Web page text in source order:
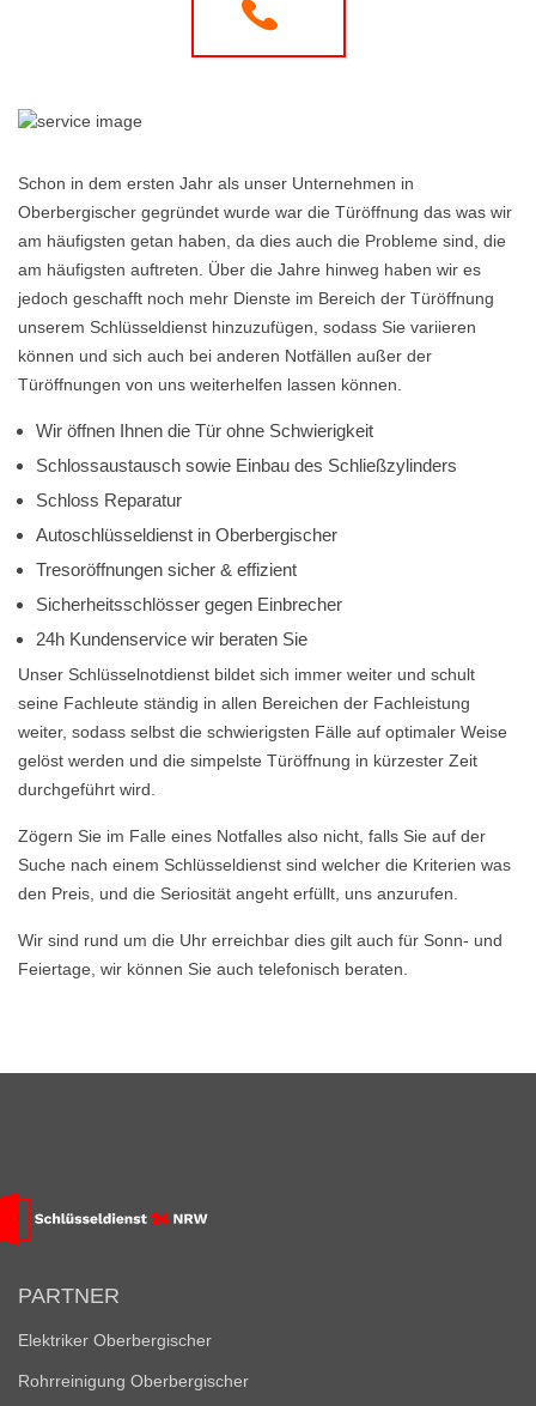
Schon in dem ersten Jahr als unser Unternehmen in
Oberbergischer gegründet wurde war die Türöffnung das was wir
am häufigsten getan haben, da dies auch die Probleme sind, die
am häufigsten auftreten. Über die Jahre hinweg haben wir es
jedoch geschafft noch mehr Dienste im Bereich der Türöffnung
unserem Schlüsseldienst hinzuzufügen, sodass Sie variieren
können und sich auch bei anderen Notfällen außer der
Türöffnungen von uns weiterhelfen lassen können.
Wir öffnen Ihnen die Tür ohne Schwierigkeit
Schlossaustausch sowie Einbau des Schließzylinders
Schloss Reparatur
Autoschlüsseldienst in Oberbergischer
Tresoröffnungen sicher & effizient
Sicherheitsschlösser gegen Einbrecher
24h Kundenservice wir beraten Sie
Unser Schlüsselnotdienst bildet sich immer weiter und schult
seine Fachleute ständig in allen Bereichen der Fachleistung
weiter, sodass selbst die schwierigsten Fälle auf optimaler Weise
gelöst werden und die simpelste Türöffnung in kürzester Zeit
durchgeführt wird.
Zögern Sie im Falle eines Notfalles also nicht, falls Sie auf der
Suche nach einem Schlüsseldienst sind welcher die Kriterien was
den Preis, und die Seriosität angeht erfüllt, uns anzurufen.
Wir sind rund um die Uhr erreichbar dies gilt auch für Sonn- und
Feiertage, wir können Sie auch telefonisch beraten.
PARTNER
Elektriker Oberbergischer
Rohrreinigung Oberbergischer